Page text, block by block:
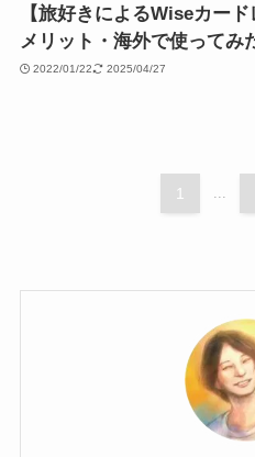
【旅好きによるWiseカー
メリット・海外で使ってみ
2022/01/22 2025/04/27
1